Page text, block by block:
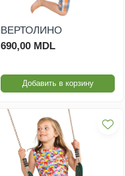
ВЕРТОЛИНО
690,00 MDL
Добавить в корзину